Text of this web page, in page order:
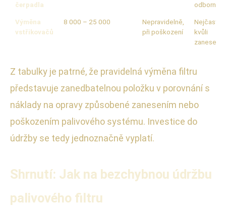
čerpadla
odborníka
Výměna
vstřikovačů
8 000 – 25 000
Nepravidelně,
při poškození
Nejčastěji
kvůli
zanesení
Z tabulky je patrné, že pravidelná výměna filtru
představuje zanedbatelnou položku v porovnání s
náklady na opravy způsobené zanesením nebo
poškozením palivového systému. Investice do
údržby se tedy jednoznačně vyplatí.
Shrnutí: Jak na bezchybnou údržbu
palivového filtru